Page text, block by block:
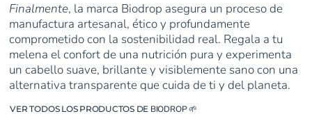
Finalmente, la marca Biodrop asegura un proceso de
manufactura artesanal, ético y profundamente
comprometido con la sostenibilidad real. Regala a tu
melena el confort de una nutrición pura y experimenta
un cabello suave, brillante y visiblemente sano con una
alternativa transparente que cuida de ti y del planeta.
VER TODOS LOS PRODUCTOS DE BIODROP🌱